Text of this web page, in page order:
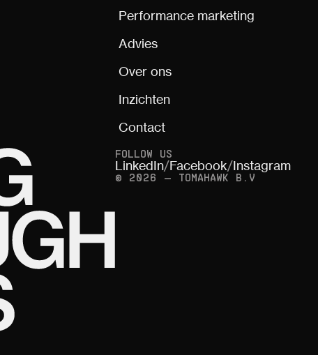
Performance marketing
Advies
Over ons
Inzichten
Contact
FOLLOW US
LinkedIn/Facebook/Instagram
© 2026 — TOMAHAWK B.V